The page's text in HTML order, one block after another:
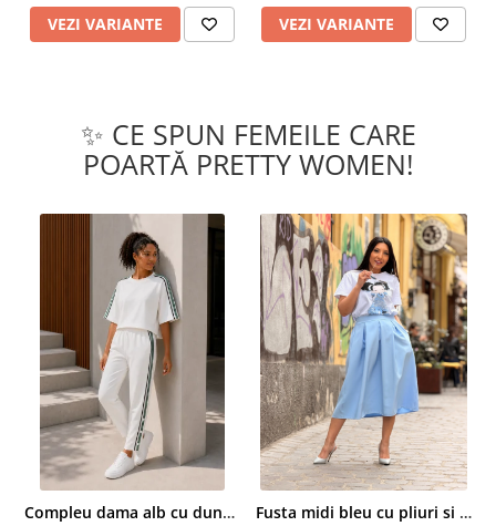
VEZI VARIANTE VEZI VARIANTE
✨ CE SPUN FEMEILE CARE
POARTĂ PRETTY WOMEN!
Compleu dama alb cu dungi laterale in nuante de verde si negru Fusta midi bleu cu pliuri si buzunare